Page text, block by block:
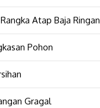
Atap Baja Ringan
Pohon
Gragal